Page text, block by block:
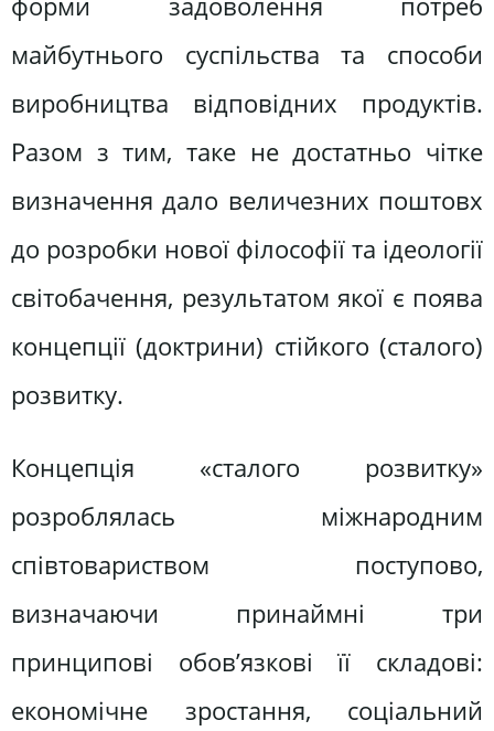
майбутнього суспільства та способи
виробництва відповідних продуктів.
Разом з тим, таке не достатньо чітке
визначення дало величезних поштовх
до розробки нової філософії та ідеології
світобачення, результатом якої є поява
концепції (доктрини) стійкого (сталого)
розвитку.
Концепція «сталого розвитку»
розроблялась міжнародним
співтовариством поступово,
визначаючи принаймні три
принципові обов’язкові її складові:
економічне зростання, соціальний